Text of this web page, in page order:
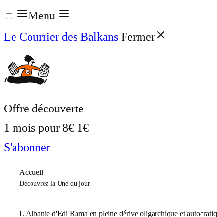
Aller
au
contenu
Menu
Le Courrier des Balkans Fermer
Offre découverte
1 mois pour 8€ 1€
S'abonner
Accueil
Découvrez la Une du jour
L'Albanie d'Edi Rama en pleine dérive oligarchique et